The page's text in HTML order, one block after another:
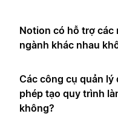
Notion có hỗ trợ các
ngành khác nhau
Các công cụ quản
phép tạo quy trình
không?